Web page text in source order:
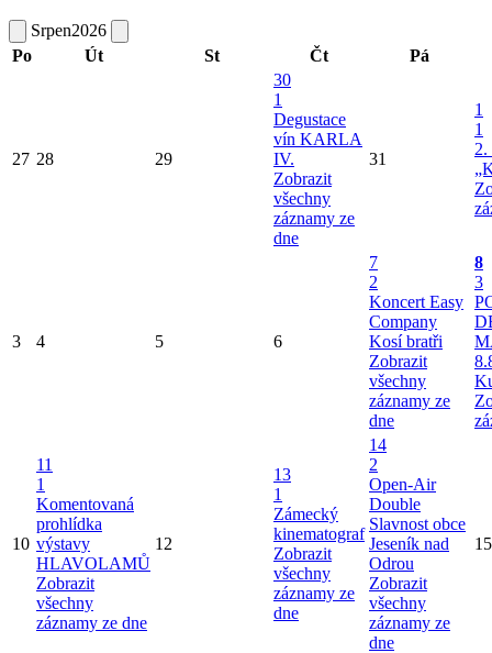
Srpen2026
Po
Út St Čt Pá
27 28 29
30
1
Degustace
vín KARLA
IV.
Zobrazit
všechny
záznamy ze
dne
31
1
1
2.
3 4 5 6
7
2
Koncert Easy
Company
Kosí bratři
Zobrazit
všechny
záznamy ze
dne
8
3
10
11
1
Komentovaná
prohlídka
výstavy
HLAVOLAMŮ
Zobrazit
všechny
záznamy ze dne
12
13
1
Zámecký
kinematograf
Zobrazit
všechny
záznamy ze
dne
14
2
Open-Air
Double
Slavnost obce
Jeseník nad
Odrou
Zobrazit
všechny
záznamy ze
dne
15